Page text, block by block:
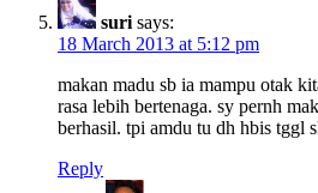
suri says:
18 March 2013 at 5:12 pm
makan madu sb ia mampu otak
rasa lebih bertenaga. sy pernh
berhasil. tpi amdu tu dh hbis tggl
Reply